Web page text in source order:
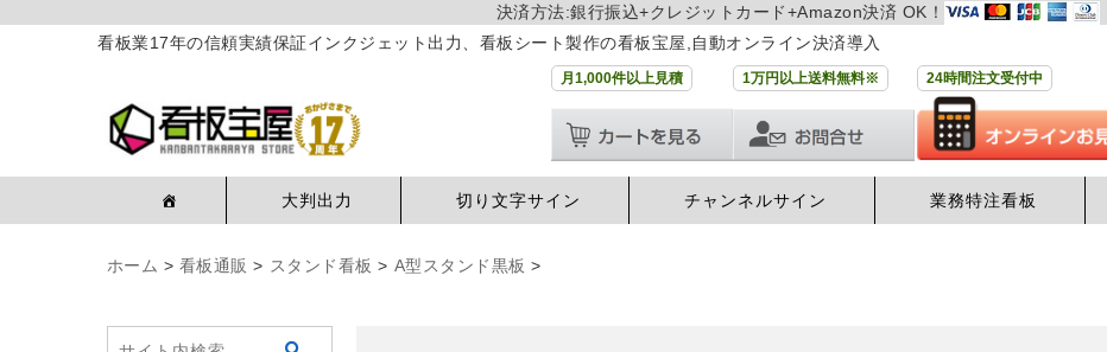
決済方法:銀行振込+クレジットカード+Amazon決済 OK！
看板業17年の信頼実績保証インクジェット出力、看板シート製作の看板宝屋,自動オンライン決済導入
月1,000件以上見積 1万円以上送料無料※ 24時間注文受付中
大判出力 切り文字サイン チャンネルサイン 業務特注看板
ホーム > 看板通販 > スタンド看板 > A型スタンド黒板 >